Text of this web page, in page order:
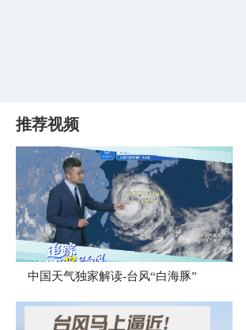
推荐视频
中国天气独家解读-台风“白海豚”